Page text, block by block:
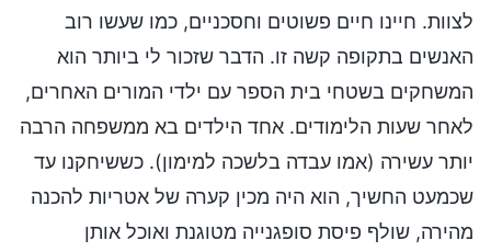
לצוות. חיינו חיים פשוטים וחסכניים, כמו שעשו רוב
האנשים בתקופה קשה זו. הדבר שזכור לי ביותר הוא
המשחקים בשטחי בית הספר עם ילדי המורים האחרים,
לאחר שעות הלימודים. אחד הילדים בא ממשפחה הרבה
יותר עשירה (אמו עבדה בלשכה למימון). כששיחקנו עד
שכמעט החשיך, הוא היה מכין קערה של אטריות להכנה
מהירה, שולף פיסת סופגנייה מטוגנת ואוכל אותן